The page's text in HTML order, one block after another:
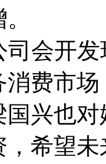
会开发
费市
国兴也
希望